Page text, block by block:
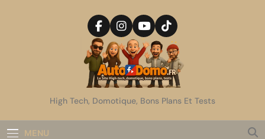
AutoDomo
High Tech, Domotique, Bons Plans Et Tests
MENU